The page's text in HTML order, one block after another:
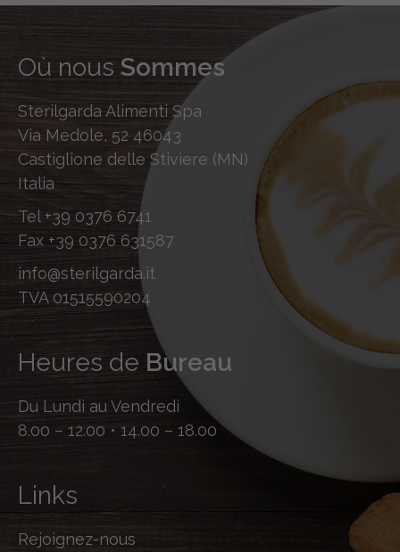
Où nous Sommes
Sterilgarda Alimenti Spa
Via Medole, 52 46043
Castiglione delle Stiviere (MN)
Italia
Tel +39 0376 6741
Fax +39 0376 631587
info@sterilgarda.it
TVA 01515590204
Heures de Bureau
Du Lundi au Vendredi
8.00 – 12.00 • 14.00 – 18.00
Links
Rejoignez-nous